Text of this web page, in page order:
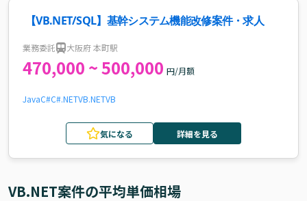
【VB.NET/SQL】基幹システム機能改修案件・求人
業務委託 大阪府 本町駅
470,000 ~ 500,000 円/月額
JavaC#C#.NETVB.NETVB
気になる 詳細を見る
VB.NET案件の平均単価相場